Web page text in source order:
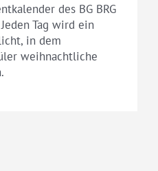
des BG BRG
Tag wird ein
in dem
weihnachtliche